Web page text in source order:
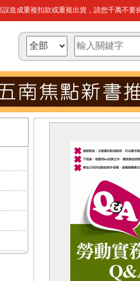
造成重複扣款或重複出貨，請您千萬不要